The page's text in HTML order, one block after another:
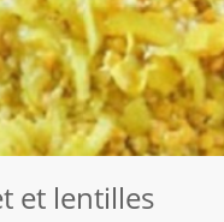
et lentilles